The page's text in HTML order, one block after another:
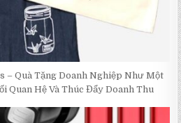
Quà Tặng Doanh Nghiệp Như Một
Quan Hệ Và Thúc Đẩy Doanh Thu